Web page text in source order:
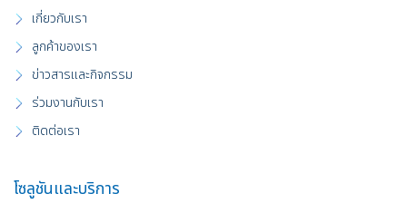
เกี่ยวกับเรา
ลูกค้าของเรา
ข่าวสารและกิจกรรม
ร่วมงานกับเรา
ติดต่อเรา
โซลูชันและบริการ